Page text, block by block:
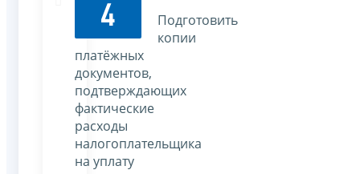
4
Подготовить
копии
платёжных
документов,
подтверждающих
фактические
расходы
налогоплательщика
на уплату